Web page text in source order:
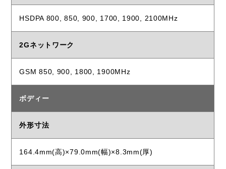
HSDPA 800, 850, 900, 1700, 1900, 2100MHz
2Gネットワーク
GSM 850, 900, 1800, 1900MHz
ボディー
外形寸法
164.4mm(高)×79.0mm(幅)×8.3mm(厚)